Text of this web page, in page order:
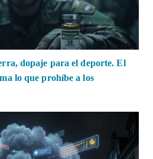
dopaje para el deporte. El
lo que prohíbe a los